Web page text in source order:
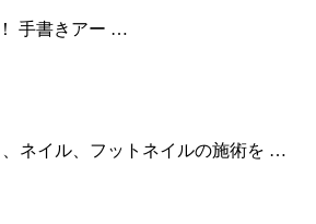
手書きアー …
、ネイル、フットネイルの施術を …